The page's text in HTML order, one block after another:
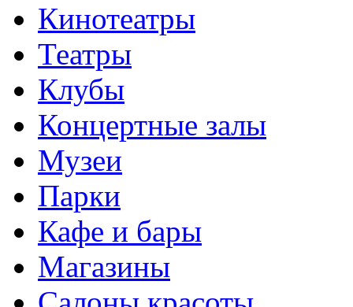
Кинотеатры
Театры
Клубы
Концертные залы
Музеи
Парки
Кафе и бары
Магазины